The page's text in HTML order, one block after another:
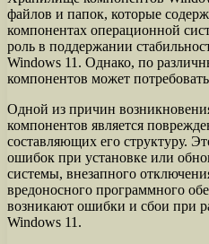
файлов и папок, которые
компонентах операционной
роль в поддержании
Windows 11. Однако, по
компонентов может
Одной из причин
компонентов является
составляющих его структуру.
ошибок при установке или
системы, внезапного
вредоносного программного
возникают ошибки и сбои при
Windows 11.